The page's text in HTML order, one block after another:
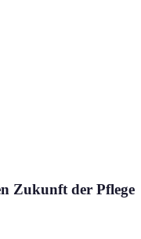
Zukunft der Pflege